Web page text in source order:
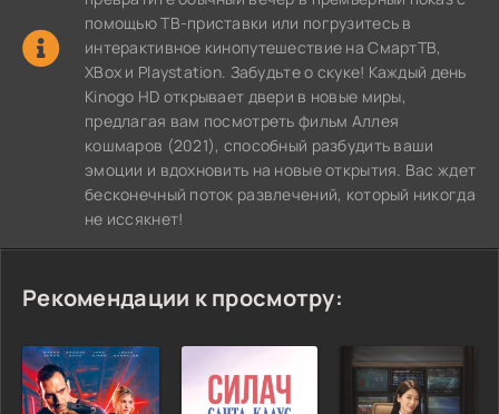
помощью ТВ-приставки или погрузитесь в
интерактивное кинопутешествие на СмартТВ,
XBox и Playstation. Забудьте о скуке! Каждый день
Kinogo HD открывает двери в новые миры,
предлагая вам посмотреть фильм Аллея
кошмаров (2021), способный разбудить ваши
эмоции и вдохновить на новые открытия. Вас ждет
бесконечный поток развлечений, который никогда
не иссякнет!
Рекомендации к просмотру: